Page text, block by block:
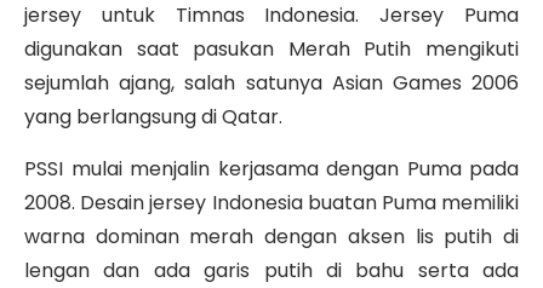
jersey untuk Timnas Indonesia. Jersey Puma
digunakan saat pasukan Merah Putih mengikuti
sejumlah ajang, salah satunya Asian Games 2006
yang berlangsung di Qatar.
PSSI mulai menjalin kerjasama dengan Puma pada
2008. Desain jersey Indonesia buatan Puma memiliki
warna dominan merah dengan aksen lis putih di
lengan dan ada garis putih di bahu serta ada